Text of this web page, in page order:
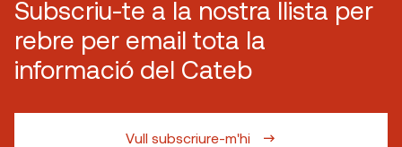
Subscriu-te a la nostra llista per
rebre per email tota la
informació del Cateb
Vull subscriure-m'hi